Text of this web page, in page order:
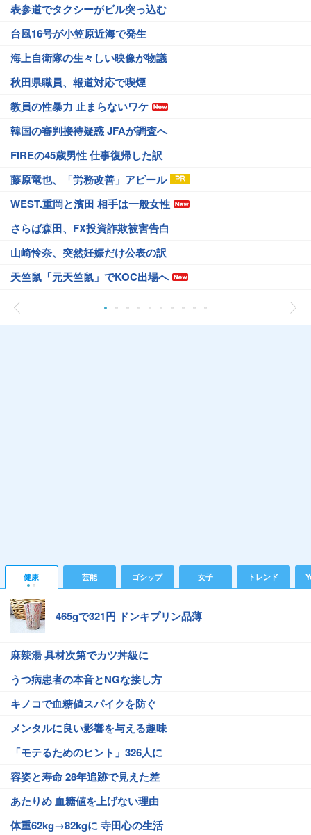
表参道でタクシーがビル突っ込む
台風16号が小笠原近海で発生
海上自衛隊の生々しい映像が物議
秋田県職員、報道対応で喫煙
教員の性暴力 止まらないワケ
韓国の審判接待疑惑 JFAが調査へ
FIREの45歳男性 仕事復帰した訳
藤原竜也、「労務改善」アピール
WEST.重岡と濱田 相手は一般女性
さらば森田、FX投資詐欺被害告白
山崎怜奈、突然妊娠だけ公表の訳
天竺鼠「元天竺鼠」でKOC出場へ
健康 芸能 ゴシップ 女子 トレンド
465gで321円 ドンキプリン品薄
麻辣湯 具材次第でカツ丼級に
うつ病患者の本音とNGな接し方
キノコで血糖値スパイクを防ぐ
メンタルに良い影響を与える趣味
「モテるためのヒント」326人に
容姿と寿命 28年追跡で見えた差
あたりめ 血糖値を上げない理由
体重62kg→82kgに 寺田心の生活